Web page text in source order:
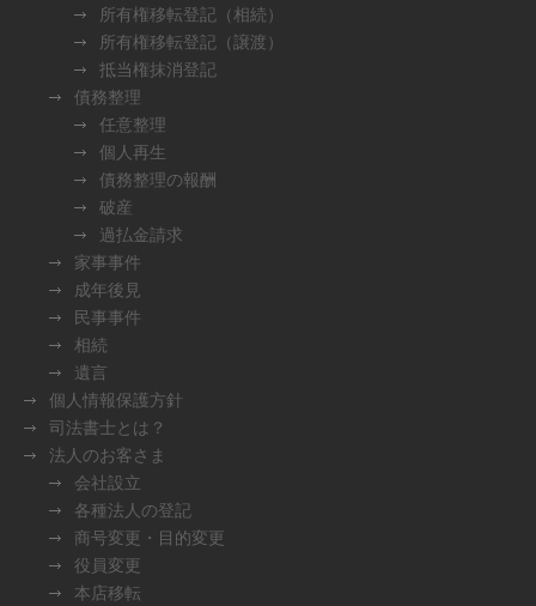
所有権移転登記（相続）
所有権移転登記（譲渡）
抵当権抹消登記
債務整理
任意整理
個人再生
債務整理の報酬
破産
過払金請求
家事事件
成年後見
民事事件
相続
遺言
個人情報保護方針
司法書士とは？
法人のお客さま
会社設立
各種法人の登記
商号変更・目的変更
役員変更
本店移転